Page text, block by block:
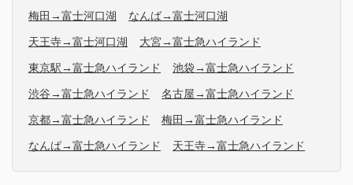
梅田→富士河口湖 なんば→富士河口湖
天王寺→富士河口湖 大宮→富士急ハイランド
東京駅→富士急ハイランド 池袋→富士急ハイランド
渋谷→富士急ハイランド 名古屋→富士急ハイランド
京都→富士急ハイランド 梅田→富士急ハイランド
なんば→富士急ハイランド 天王寺→富士急ハイランド